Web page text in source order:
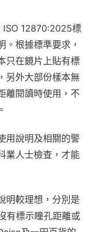
ISO 12870:2025標
。根據標準要求，
只在鏡片上貼有標
另外大部份樣本無
離閱讀時使用，不
用說明及相關的警
業人士檢查，才能
明較理想，分別是
有標示瞳孔距離或